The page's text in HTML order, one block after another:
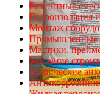
Ремонтные
Гидроизоляция
Монтаж
Промышленные
Мастики,
Усиление
Химические